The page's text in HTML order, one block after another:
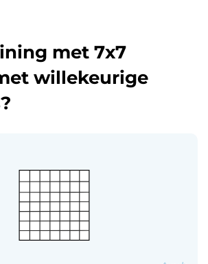
met 7x7
willekeurige